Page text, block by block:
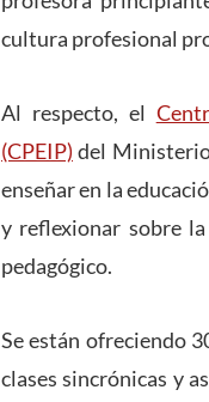
cultura profesional
Al respecto, el
(CPEIP) del
enseñar en la
y reflexionar sobre
pedagógico.
Se están ofreciendo
clases sincrónicas y